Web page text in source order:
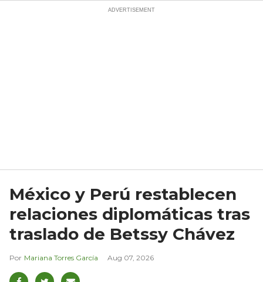
México y Perú restablecen
relaciones diplomáticas tras
traslado de Betssy Chávez
Mariana Torres García Aug 07, 2026